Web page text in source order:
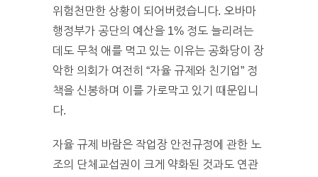
위험천만한 상황이 되어버렸습니다. 오바마
행정부가 공단의 예산을 1% 정도 늘리려는
데도 무척 애를 먹고 있는 이유는 공화당이 장
악한 의회가 여전히 “자율 규제와 친기업” 정
책을 신봉하며 이를 가로막고 있기 때문입니
다.
자율 규제 바람은 작업장 안전규정에 관한 노
조의 단체교섭권이 크게 약화된 것과도 연관